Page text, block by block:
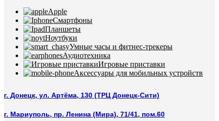
Apple
Смартфоны
Планшеты
Ноутбуки
Умные часы и фитнес-трекеры
Аудиотехника
Игровые приставки
Аксессуары для мобильных устройств
г. Донецк, ул. Артёма, 130 (ТРЦ Донецк-Сити)
г. Мариуполь, пр. Ленина (Мира), 71/41, пом.60